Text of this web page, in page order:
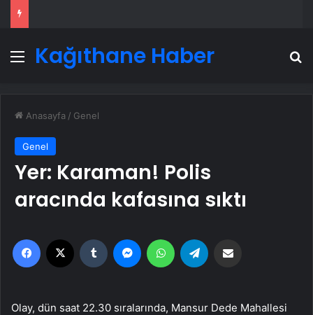
Menü
Kağıthane Haber
Anasayfa / Genel
Genel
Yer: Karaman! Polis
aracında kafasına sıktı
Facebook Tumblr MessengerWhatsApp
Olay, dün saat 22.30 sıralarında, Mansur Dede Mahallesi